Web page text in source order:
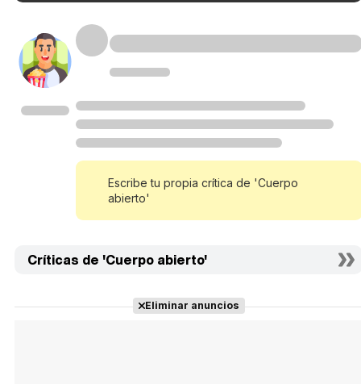
Escribe tu propia crítica de 'Cuerpo
abierto'
Críticas de 'Cuerpo abierto'
Eliminar anuncios